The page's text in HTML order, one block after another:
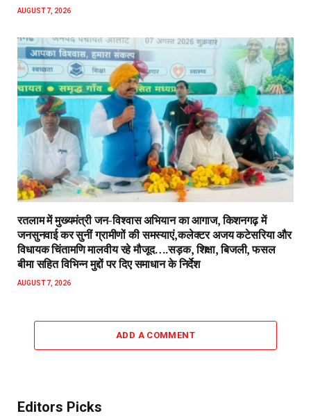
AUGUST 7, 2026
रतलाम में मुख्यमंत्री जन-विश्वास अभियान का आगाज, किशनगढ़ में
जनसुनवाई कर सुनीं ग्रामीणों की समस्याएं,कलेक्टर अजय कटेसरिया और
विधायक चिंतामणि मालवीय रहे मौजूद….सड़क, शिक्षा, बिजली, फसल
बीमा सहित विभिन्न मुद्दों पर दिए समाधान के निर्देश
AUGUST 7, 2026
ADD A COMMENT
Editors Picks